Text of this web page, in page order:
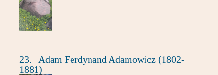
23.
Adam Ferdynand Adamowicz (1802-
1881)